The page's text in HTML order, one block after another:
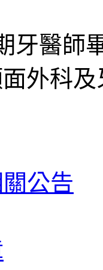
牙醫師
外科
公告